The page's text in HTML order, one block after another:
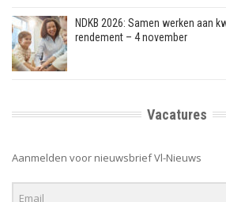
NDKB 2026: Samen werken aan
rendement – 4 november
Vacatures
Aanmelden voor nieuwsbrief Vl-Nieuws